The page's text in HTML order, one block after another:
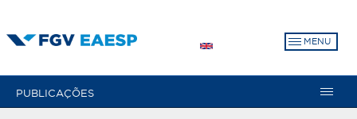
para
MENU
PUBLICAÇÕES